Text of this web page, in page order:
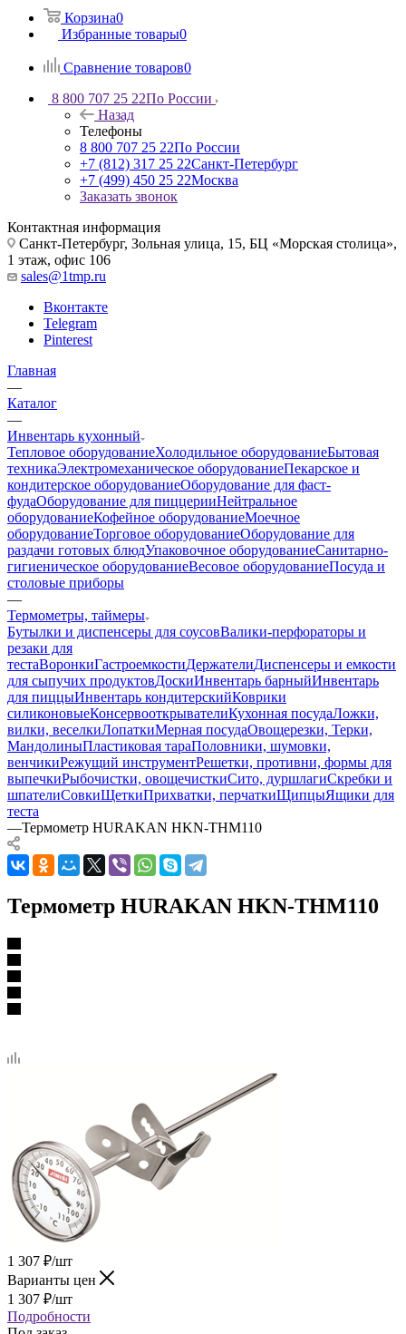
Корзина0
Избранные товары0
Сравнение товаров0
8 800 707 25 22По России
Назад
Телефоны
8 800 707 25 22По России
+7 (812) 317 25 22Санкт-Петербург
+7 (499) 450 25 22Москва
Заказать звонок
Контактная информация
Санкт-Петербург, Зольная улица, 15, БЦ «Морская столица»,
1 этаж, офис 106
sales@1tmp.ru
Вконтакте
Telegram
Pinterest
Главная
—
Каталог
—
Инвентарь кухонный
Тепловое оборудованиеХолодильное оборудованиеБытовая
техникаЭлектромеханическое оборудованиеПекарское и
кондитерское оборудованиеОборудование для фаст-
фудаОборудование для пиццерииНейтральное
оборудованиеКофейное оборудованиеМоечное
оборудованиеТорговое оборудованиеОборудование для
раздачи готовых блюдУпаковочное оборудованиеСанитарно-
гигиеническое оборудованиеВесовое оборудованиеПосуда и
столовые приборы
—
Термометры, таймеры
Бутылки и диспенсеры для соусовВалики-перфораторы и
резаки для
тестаВоронкиГастроемкостиДержателиДиспенсеры и емкости
для сыпучих продуктовДоскиИнвентарь барныйИнвентарь
для пиццыИнвентарь кондитерскийКоврики
силиконовыеКонсервооткрывателиКухонная посудаЛожки,
вилки, веселкиЛопаткиМерная посудаОвощерезки, Терки,
МандолиныПластиковая тараПоловники, шумовки,
венчикиРежущий инструментРешетки, противни, формы для
выпечкиРыбочистки, овощечисткиСито, дуршлагиСкребки и
шпателиСовкиЩеткиПрихватки, перчаткиЩипцыЯщики для
теста
—Термометр HURAKAN HKN-THM110
Термометр HURAKAN HKN-THM110
1 307 ₽/шт
Варианты цен
1 307 ₽/шт
Подробности